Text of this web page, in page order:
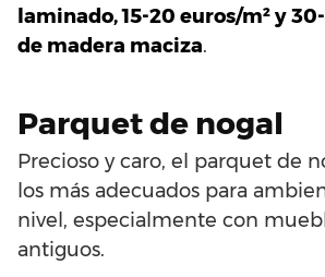
laminado, 15-20 euros/m² y
de madera maciza.
Parquet de nogal
Precioso y caro, el parquet de
los más adecuados para
nivel, especialmente con
antiguos.